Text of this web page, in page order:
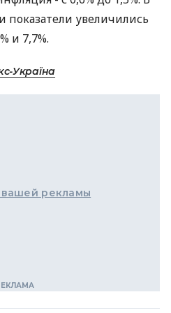
показатели увеличились
и 7,7%.
Україна
рекламы